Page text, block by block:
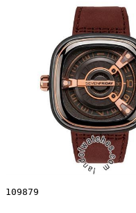
109879